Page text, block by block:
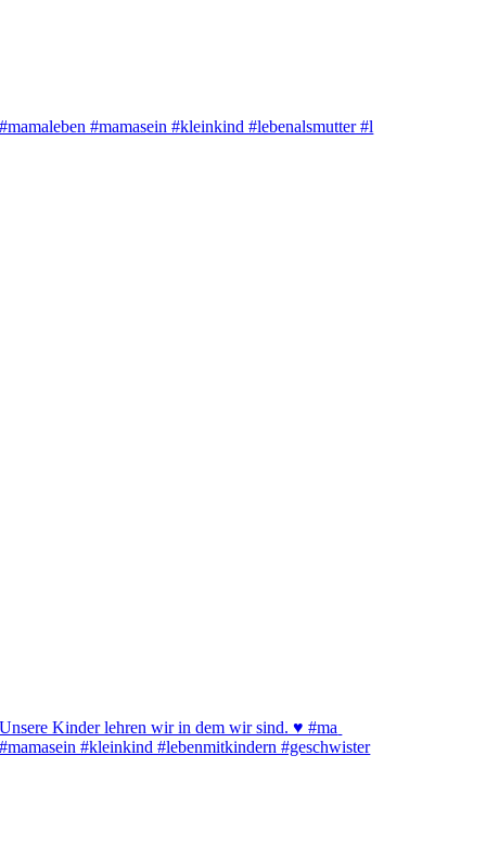
#mamaleben #mamasein #kleinkind #lebenalsmutter #l
Unsere Kinder lehren wir in dem wir sind. ♥️ #ma
#mamasein #kleinkind #lebenmitkindern #geschwister